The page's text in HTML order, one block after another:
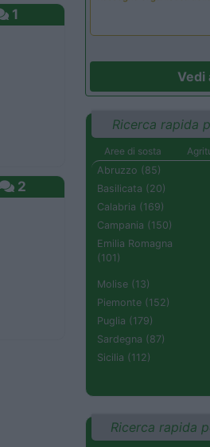
1
2
Vedi
Ricerca rapida
Aree di sosta
Abruzzo (85)
Basilicata (20)
Calabria (169)
Campania (150)
Emilia Romagna
(101)
Molise (13)
Piemonte (152)
Puglia (179)
Sardegna (87)
Sicilia (112)
Ricerca rapida